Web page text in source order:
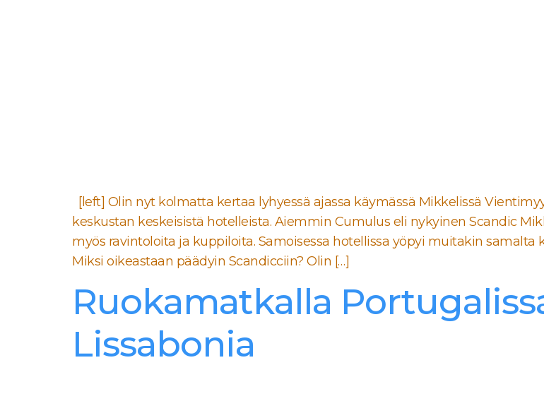
[left] Olin nyt kolmatta kertaa lyhyessä ajassa käymässä Mikkelissä
keskustan keskeisistä hotelleista. Aiemmin Cumulus eli nykyinen Scandic
myös ravintoloita ja kuppiloita. Samoisessa hotellissa yöpyi muitakin
Miksi oikeastaan päädyin Scandicciin? Olin […]
Ruokamatkalla
Lissabonia